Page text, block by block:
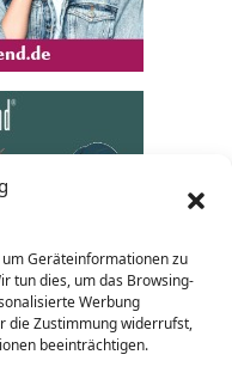
Geräteinformationen zu
tun dies, um das Browsing-
Werbung
die Zustimmung widerrufst,
beeinträchtigen.